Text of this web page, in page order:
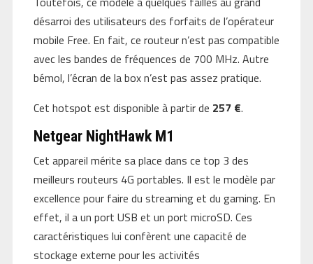
désarroi des utilisateurs des forfaits de l’opérateur
mobile Free. En fait, ce routeur n’est pas compatible
avec les bandes de fréquences de 700 MHz. Autre
bémol, l’écran de la box n’est pas assez pratique.
Cet hotspot est disponible à partir de 257 €.
Netgear NightHawk M1
Cet appareil mérite sa place dans ce top 3 des
meilleurs routeurs 4G portables. Il est le modèle par
excellence pour faire du streaming et du gaming. En
effet, il a un port USB et un port microSD. Ces
caractéristiques lui confèrent une capacité de
stockage externe pour les activités